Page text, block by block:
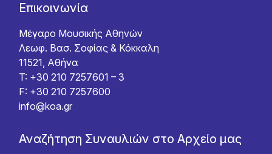
Επικοινωνία
Μέγαρο Μουσικής Αθηνών
Λεωφ. Βασ. Σοφίας & Κόκκαλη
11521, Αθήνα
T: +30 210 7257601 – 3
F: +30 210 7257600
info@koa.gr
Αναζήτηση Συναυλιών στο Αρχείο μας